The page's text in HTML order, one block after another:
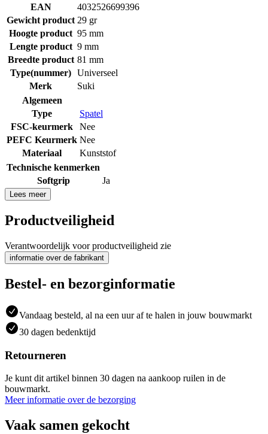
EAN
4032526699396
Gewicht product 29 gr
Hoogte product 95 mm
Lengte product 9 mm
Breedte product 81 mm
Type(nummer) Universeel
Merk
Suki
Algemeen
Type
Spatel
FSC-keurmerk
Nee
PEFC Keurmerk Nee
Materiaal
Kunststof
Technische kenmerken
Softgrip
Ja
Lees meer
Productveiligheid
Verantwoordelijk voor productveiligheid zie
informatie over de fabrikant
Bestel- en bezorginformatie
Vandaag besteld, al na een uur af te halen in jouw bouwmarkt
30 dagen bedenktijd
Retourneren
Je kunt dit artikel binnen 30 dagen na aankoop ruilen in de
bouwmarkt.
Meer informatie over de bezorging
Vaak samen gekocht